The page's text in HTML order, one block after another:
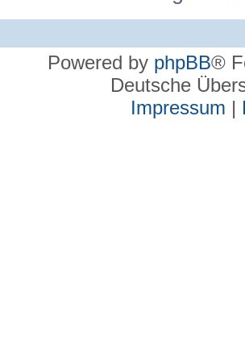
Powered by phpBB®
Deutsche
Impressum |